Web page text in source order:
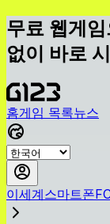
무료 웹게
없이 바로
홈게임 목록뉴스
이세계스마트폰